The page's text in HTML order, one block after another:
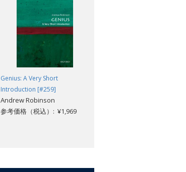
Genius: A Very Short
Introduction [#259]
Andrew Robinson
参考価格（税込）: ¥1,969